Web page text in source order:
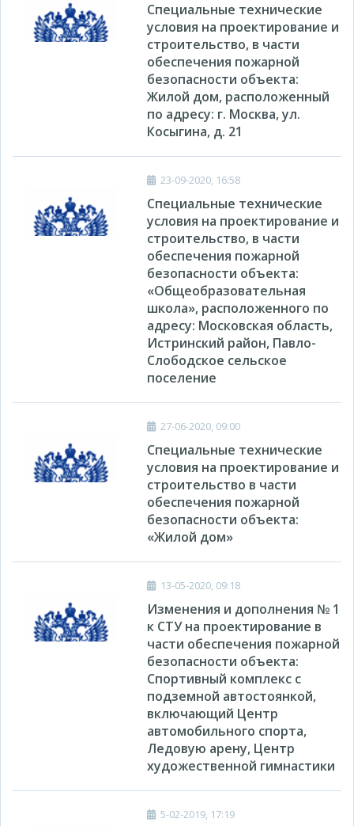
Специальные технические
условия на проектирование и
строительство, в части
обеспечения пожарной
безопасности объекта:
Жилой дом, расположенный
по адресу: г. Москва, ул.
Косыгина, д. 21
23-09-2020, 16:58
Специальные технические
условия на проектирование и
строительство, в части
обеспечения пожарной
безопасности объекта:
«Общеобразовательная
школа», расположенного по
адресу: Московская область,
Истринский район, Павло-
Слободское сельское
поселение
27-06-2020, 09:00
Специальные технические
условия на проектирование и
строительство в части
обеспечения пожарной
безопасности объекта:
«Жилой дом»
13-05-2020, 09:18
Изменения и дополнения № 1
к СТУ на проектирование в
части обеспечения пожарной
безопасности объекта:
Спортивный комплекс с
подземной автостоянкой,
включающий Центр
автомобильного спорта,
Ледовую арену, Центр
художественной гимнастики
5-02-2019, 17:19